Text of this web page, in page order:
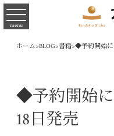
menu
ホーム>BLOG>書籍>◆予約開始に
◆予約開始に
18日発売